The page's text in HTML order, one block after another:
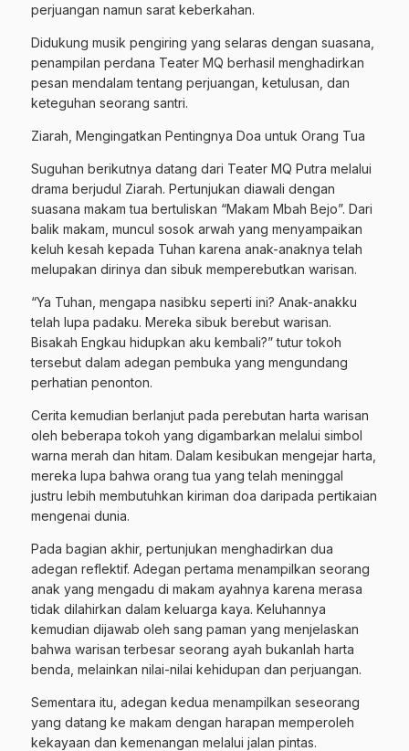
perjuangan namun sarat keberkahan.
Didukung musik pengiring yang selaras dengan suasana,
penampilan perdana Teater MQ berhasil menghadirkan
pesan mendalam tentang perjuangan, ketulusan, dan
keteguhan seorang santri.
Ziarah, Mengingatkan Pentingnya Doa untuk Orang Tua
Suguhan berikutnya datang dari Teater MQ Putra melalui
drama berjudul Ziarah. Pertunjukan diawali dengan
suasana makam tua bertuliskan “Makam Mbah Bejo”. Dari
balik makam, muncul sosok arwah yang menyampaikan
keluh kesah kepada Tuhan karena anak-anaknya telah
melupakan dirinya dan sibuk memperebutkan warisan.
“Ya Tuhan, mengapa nasibku seperti ini? Anak-anakku
telah lupa padaku. Mereka sibuk berebut warisan.
Bisakah Engkau hidupkan aku kembali?” tutur tokoh
tersebut dalam adegan pembuka yang mengundang
perhatian penonton.
Cerita kemudian berlanjut pada perebutan harta warisan
oleh beberapa tokoh yang digambarkan melalui simbol
warna merah dan hitam. Dalam kesibukan mengejar harta,
mereka lupa bahwa orang tua yang telah meninggal
justru lebih membutuhkan kiriman doa daripada pertikaian
mengenai dunia.
Pada bagian akhir, pertunjukan menghadirkan dua
adegan reflektif. Adegan pertama menampilkan seorang
anak yang mengadu di makam ayahnya karena merasa
tidak dilahirkan dalam keluarga kaya. Keluhannya
kemudian dijawab oleh sang paman yang menjelaskan
bahwa warisan terbesar seorang ayah bukanlah harta
benda, melainkan nilai-nilai kehidupan dan perjuangan.
Sementara itu, adegan kedua menampilkan seseorang
yang datang ke makam dengan harapan memperoleh
kekayaan dan kemenangan melalui jalan pintas.